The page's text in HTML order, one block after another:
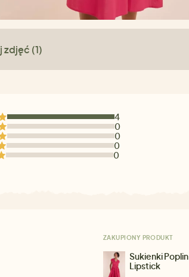
(1)
4
0
0
0
0
ZAKUPIONY PRODUKT
Sukienki Poplin
Lipstick